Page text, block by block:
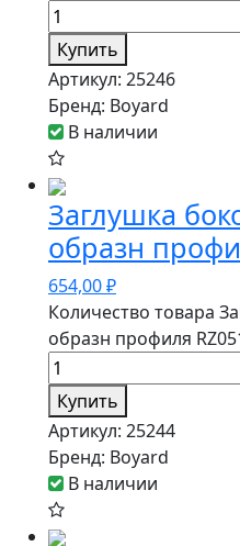
Купить
Артикул: 25246
Бренд: Boyard
В наличии
Заглушка
образн
654,00₽
Количество товара
образн профиля
Купить
Артикул: 25244
Бренд: Boyard
В наличии